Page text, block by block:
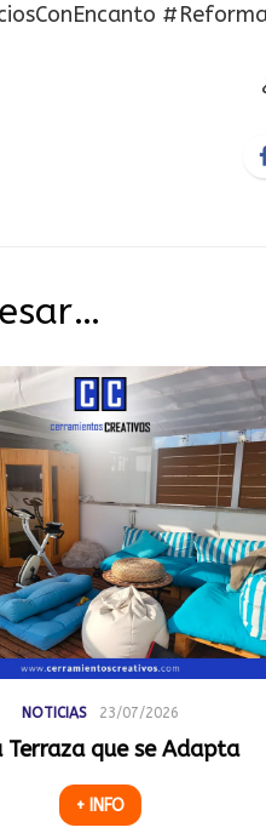
NOTICIAS
La Terraza